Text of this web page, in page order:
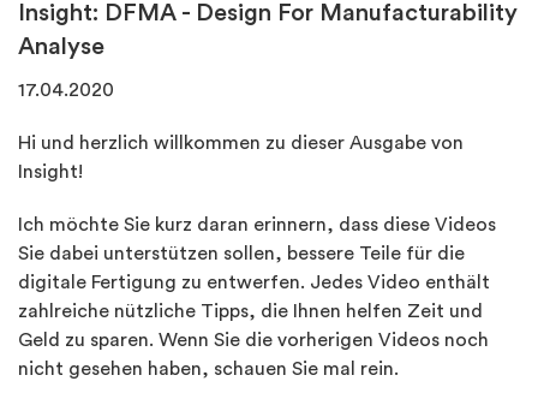
Insight: DFMA - Design For Manufacturability
Analyse
17.04.2020
Hi und herzlich willkommen zu dieser Ausgabe von
Insight!
Ich möchte Sie kurz daran erinnern, dass diese Videos
Sie dabei unterstützen sollen, bessere Teile für die
digitale Fertigung zu entwerfen. Jedes Video enthält
zahlreiche nützliche Tipps, die Ihnen helfen Zeit und
Geld zu sparen. Wenn Sie die vorherigen Videos noch
nicht gesehen haben, schauen Sie mal rein.